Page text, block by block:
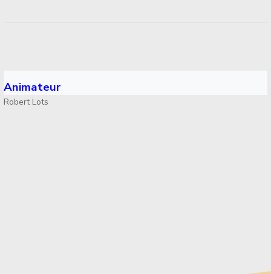
Animateur
Robert Lots